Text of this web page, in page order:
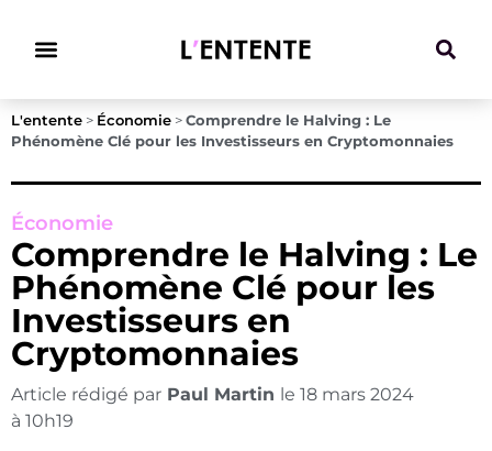
L'entente > Économie > Comprendre le Halving : Le
Phénomène Clé pour les Investisseurs en Cryptomonnaies
Économie
Comprendre le Halving : Le
Phénomène Clé pour les
Investisseurs en
Cryptomonnaies
Article rédigé par Paul Martin le 18 mars 2024
à 10h19